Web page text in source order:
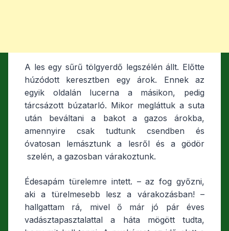
A les egy sűrű tölgyerdő legszélén állt. Előtte
húzódott keresztben egy árok. Ennek az
egyik oldalán lucerna a másikon, pedig
tárcsázott búzatarló. Mikor megláttuk a suta
után beváltani a bakot a gazos árokba,
amennyire csak tudtunk csendben és
óvatosan lemásztunk a lesről és a gödör
szelén, a gazosban várakoztunk.
Édesapám türelemre intett. – az fog győzni,
aki a türelmesebb lesz a várakozásban! –
hallgattam rá, mivel ő már jó pár éves
vadásztapasztalattal a háta mögött tudta,